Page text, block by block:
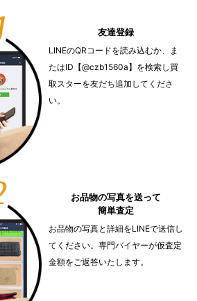
友達登録
LINEのQRコードを読み込むか、ま
たはID【@czb1560a】を検索し買
取スターを友だち追加してくださ
い。
お品物の写真を送って
簡単査定
お品物の写真と詳細をLINEで送信し
てください。専門バイヤーが仮査定
金額をご返答いたします。